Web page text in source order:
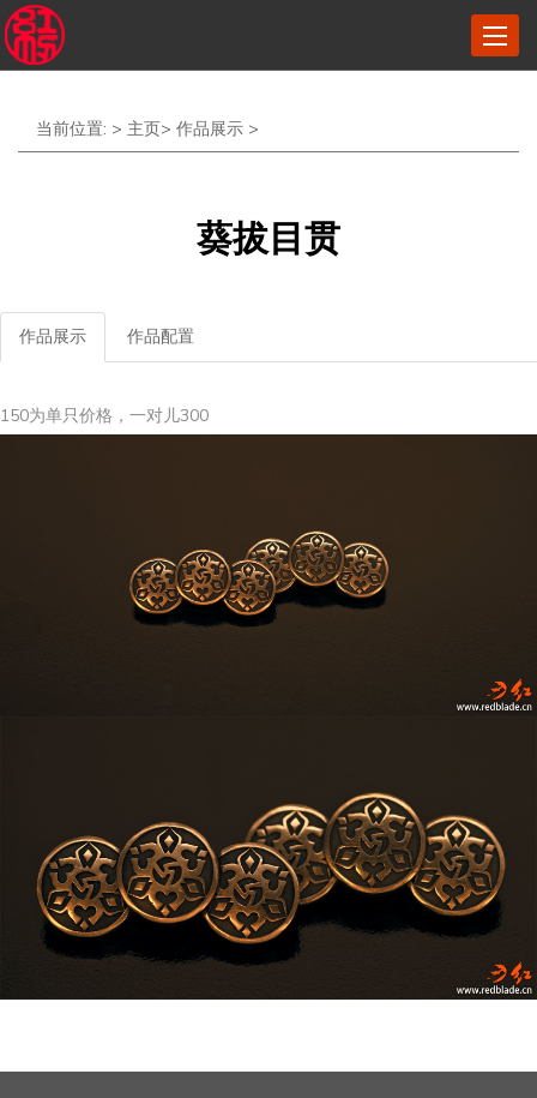
菜
单
当前位置: > 主页> 作品展示 >
葵拔目贯
作品展示 作品配置
150为单只价格，一对儿300
bilibili